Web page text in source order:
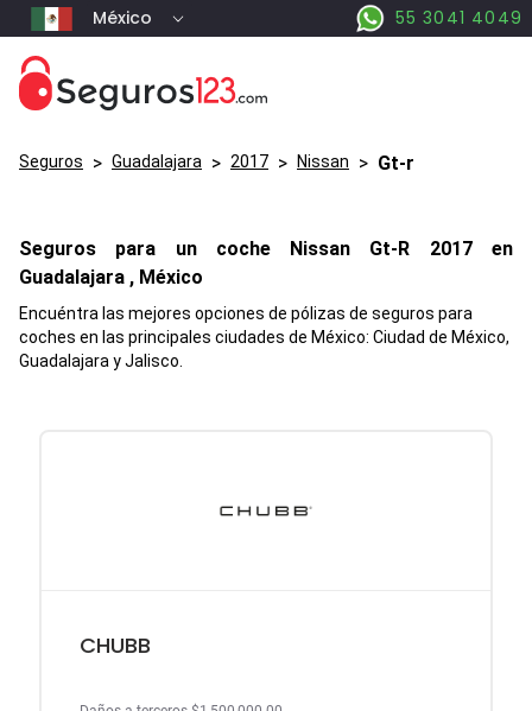
México 55 3041 4049
Seguros > Guadalajara > 2017 > Nissan > Gt-r
Seguros para un coche Nissan Gt-R 2017 en
Guadalajara , México
Encuéntra las mejores opciones de pólizas de seguros para
coches en las principales ciudades de México: Ciudad de México,
Guadalajara y Jalisco.
CHUBB